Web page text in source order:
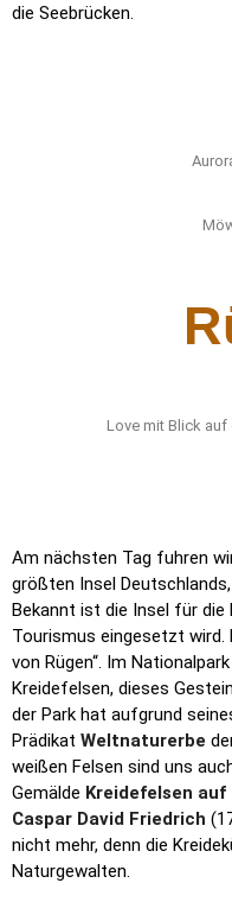
die Seebrücken.
Love mit Blick
Am nächsten Tag fuhren
größten Insel
Bekannt ist die Insel für die
Tourismus eingesetzt wird.
von Rügen“. Im
Kreidefelsen, dieses
der Park hat aufgrund
Prädikat Weltnaturerbe
weißen Felsen sind uns
Gemälde Kreidefelsen auf
Caspar David Friedrich
nicht mehr, denn die
Naturgewalten.